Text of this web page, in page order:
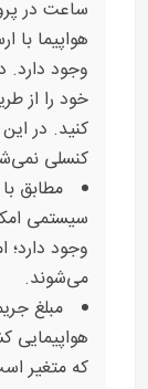
ساعت در
هواپیما با
وجود دارد.
خود را از
کنید. در
کنسلی
مطابق
سیستمی
وجود
می‌شوند.
مبلغ
هواپیمایی
که متغیر